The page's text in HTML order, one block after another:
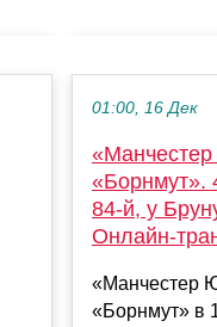
01:00, 16 Дек
«Борнмут».
84-й, у
Онлайн-
«Манчестер
«Борнмут» в